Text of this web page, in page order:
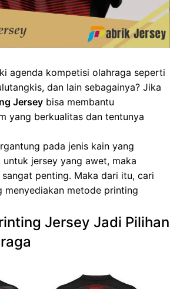
agenda kompetisi olahraga seperti
dan lain sebagainya? Jika
Jersey bisa membantu
yang berkualitas dan tentunya
pada jenis kain yang
untuk jersey yang awet, maka
penting. Maka dari itu, cari
menyediakan metode printing
Jersey Jadi Pilihan